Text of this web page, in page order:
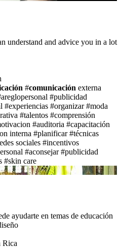
understand and advice you in a lot
#comunicación externa
#publicidad
#experiencias #organizar #moda
#talentos #comprensión
#auditoria #capacitación
interna #planificar #técnicas
sociales #incentivos
#aconsejar #publicidad
#skin care
ayudarte en temas de educación
Rica